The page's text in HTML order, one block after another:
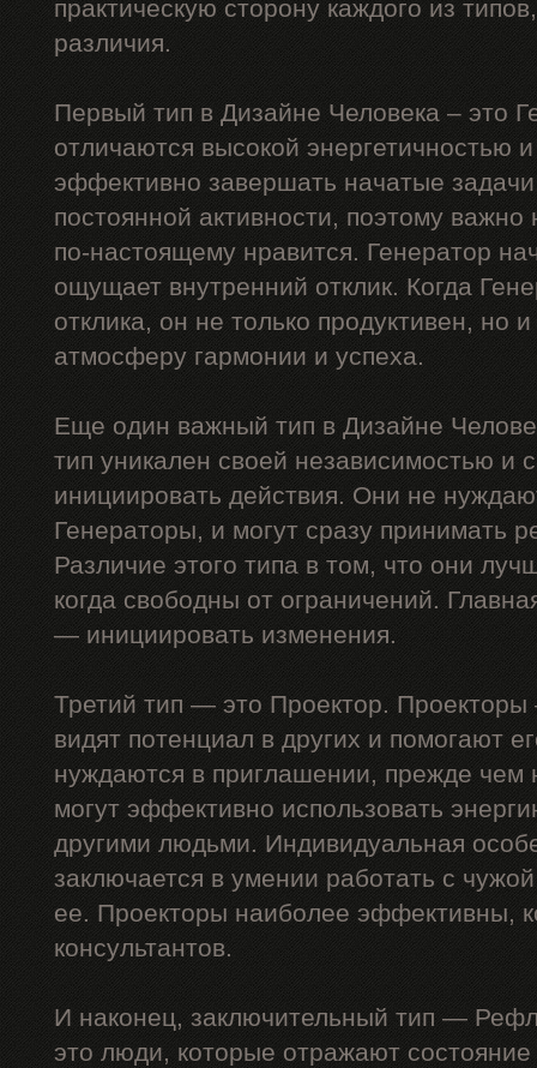
практическую сторону каждого из
различия.
Первый тип в Дизайне Человека – это
отличаются высокой энергетичностью
эффективно завершать начатые
постоянной активности, поэтому важно
по-настоящему нравится. Генератор
ощущает внутренний отклик. Когда
отклика, он не только продуктивен, но
атмосферу гармонии и успеха.
Еще один важный тип в Дизайне
тип уникален своей независимостью и
инициировать действия. Они не
Генераторы, и могут сразу принимать
Различие этого типа в том, что они
когда свободны от ограничений.
— инициировать изменения.
Третий тип — это Проектор.
видят потенциал в других и помогают
нуждаются в приглашении, прежде чем
могут эффективно использовать
другими людьми. Индивидуальная
заключается в умении работать с
ее. Проекторы наиболее эффективны,
консультантов.
И наконец, заключительный тип —
это люди, которые отражают